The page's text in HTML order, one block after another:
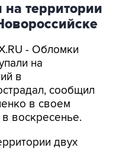
территории
- Обломки
на
в
сообщил
в своем
воскресенье.
двух